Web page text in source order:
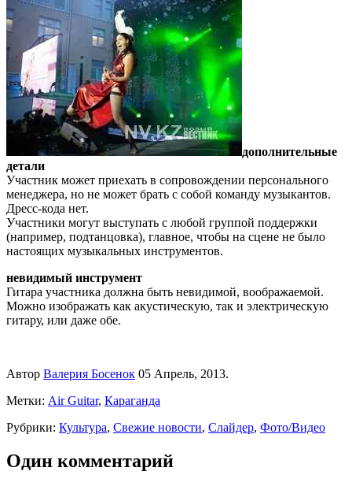
дополнительные
детали
Участник может приехать в сопровождении персонального
менеджера, но не может брать с собой команду музыкантов.
Дресс-кода нет.
Участники могут выступать с любой группой поддержки
(например, подтанцовка), главное, чтобы на сцене не было
настоящих музыкальных инструментов.
невидимый инструмент
Гитара участника должна быть невидимой, воображаемой.
Можно изображать как акустическую, так и электрическую
гитару, или даже обе.
Автор Валерия Босенок 05 Апрель, 2013.
Метки: Air Guitar, Караганда
Рубрики: Культура, Свежие новости, Слайдер, Фото/Видео
Один комментарий